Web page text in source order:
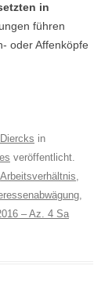
in
führen
oder Affenköpfe
in
veröffentlicht.
Arbeitsverhältnis,
,
– Az. 4 Sa